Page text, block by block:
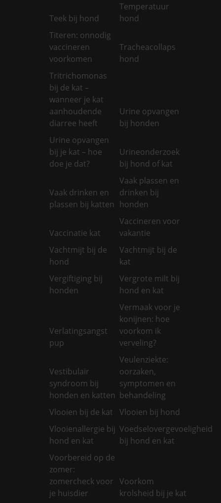
Teek bij hond
Temperatuur
hond
Titeren: onnodig
vaccineren
voorkomen
Tracheacollaps
hond
Tritrichomonas
bij de kat –
wanneer je kat
aanhoudende
diarree heeft
Urine opvangen
bij honden
Urine opvangen
bij je kat – hoe
doe je dat?
Urineonderzoek
bij hond of kat
Vaak drinken en
plassen bij katten
Vaak plassen en
drinken bij
honden
Vaccinatie kat
Vaccineren voor
vakantie
Vachtmijt bij de
hond
Vachtmijt bij de
kat
Vergiftiging bij
honden
Vergrote milt bij
hond en kat
Verlatingsangst
pup
Vermaak voor je
konijnen: hoe
voorkom ik
verveling?
Vestibulair
syndroom bij
honden en katten
Veulenziekte:
oorzaken,
symptomen en
behandeling
Vlooien bij de kat
Vlooien bij hond
Vlooienallergie bij
hond en kat
Voedselovergevoeligheid
bij hond en kat
Voorbereid op de
zomer:
zomercheck voor
je huisdier
Voorkom
krolsheid bij je kat